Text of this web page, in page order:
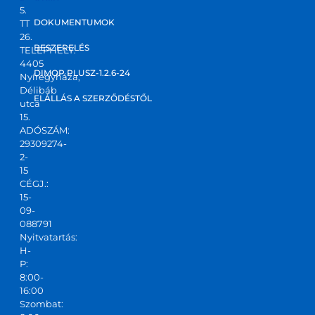
5.
TT
26.
TELEPHELY:
4405
Nyíregyháza,
Délibáb
utca
15.
ADÓSZÁM:
29309274-
2-
15
CÉGJ.:
15-
09-
088791
Nyitvatartás:
H-
P:
8:00-
16:00
Szombat:
DOKUMENTUMOK
BESZERELÉS
DIMOP PLUSZ-1.2.6-24
ELÁLLÁS A SZERZŐDÉSTŐL